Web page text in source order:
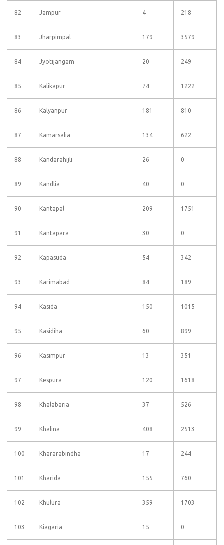
82 Jampur 4 218
83 Jharpimpal 179 3579
84 Jyotijangam 20 249
85 Kalikapur 74 1222
86 Kalyanpur 181 810
87 Kamarsalia 134 622
88 Kandarahijli 26 0
89 Kandlia 40 0
90 Kantapal 209 1751
91 Kantapara 30 0
92 Kapasuda 54 342
93 Karimabad 84 189
94 Kasida 150 1015
95 Kasidiha 60 899
96 Kasimpur 13 351
97 Kespura 120 1618
98 Khalabaria 37 526
99 Khalina 408 2513
100 Khararabindha 17 244
101 Kharida 155 760
102 Khulura 359 1703
103 Kiagaria 15 0